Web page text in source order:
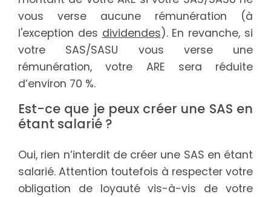
vous verse aucune rémunération (à
l'exception des dividendes). En revanche, si
votre SAS/SASU vous verse une
rémunération, votre ARE sera réduite
d’environ 70 %.
Est-ce que je peux créer une SAS en
étant salarié ?
Oui, rien n’interdit de créer une SAS en étant
salarié. Attention toutefois à respecter votre
obligation de loyauté vis-à-vis de votre